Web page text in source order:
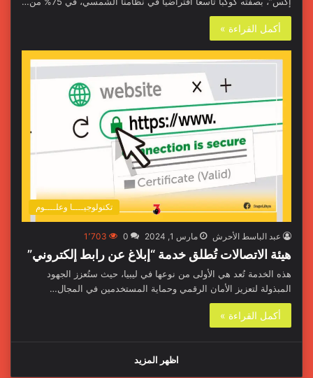
أكمل القراءة »
تكنولوجيــــا وعلــــوم
عبد الباسط الأحرش مارس 1, 2024 0 1٬703
هيئة الاتصالات تُطلق خدمة “إبلاغ عن رابط إلكتروني”
هذه الخدمة تُعد هي الأولى من نوعها في ليبيا، حيث ستُعزز الجهود
المبذولة لتعزيز الأمان الرقمي وحماية المستخدمين في المجال…
أكمل القراءة »
اظهر المزيد